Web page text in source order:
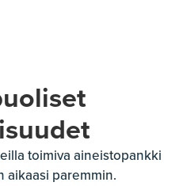
toimiva aineistopankki
aikaasi paremmin.